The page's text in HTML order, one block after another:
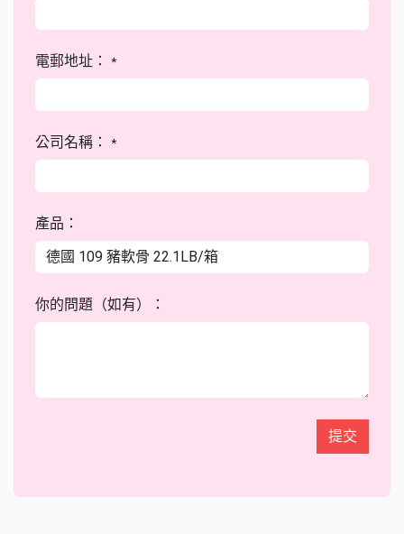
電郵地址： *
公司名稱： *
產品：
你的問題（如有）：
提交